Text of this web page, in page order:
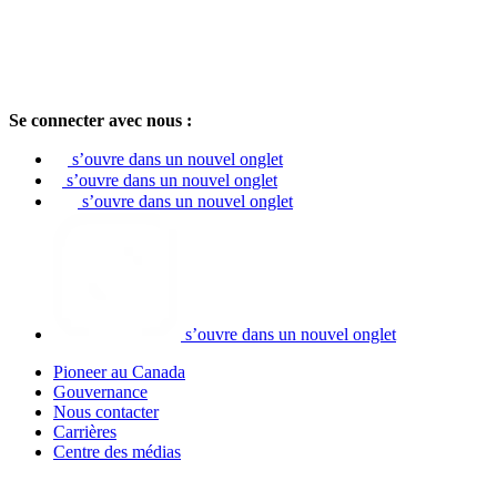
Se connecter avec nous :
s’ouvre dans un nouvel onglet
s’ouvre dans un nouvel onglet
s’ouvre dans un nouvel onglet
s’ouvre dans un nouvel onglet
Pioneer au Canada
Gouvernance
Nous contacter
Carrières
Centre des médias